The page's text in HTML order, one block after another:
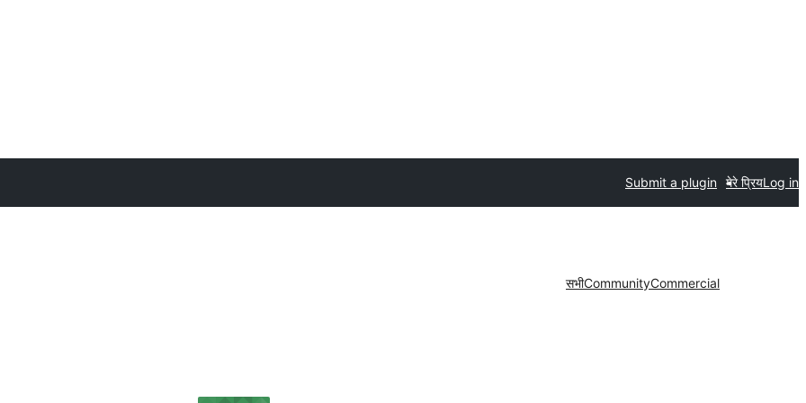
Submit a plugin मेरे प्रियLog in
सभीCommunityCommercial